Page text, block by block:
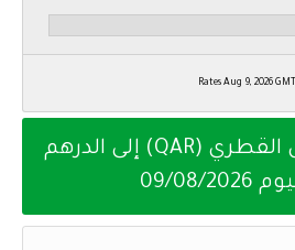
Rates Aug 9, 2026 GMT
التحويل من الريال القطري (QAR) إلى الدرهم
09/08/2026